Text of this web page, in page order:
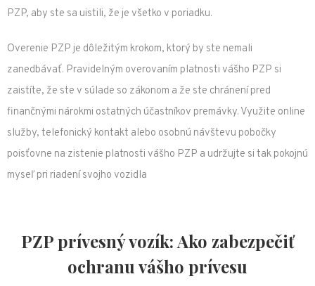
PZP, aby ste sa uistili, že je všetko v poriadku.
Overenie PZP je dôležitým krokom, ktorý by ste nemali
zanedbávať. Pravidelným overovaním platnosti vášho PZP si
zaistíte, že ste v súlade so zákonom a že ste chránení pred
finančnými nárokmi ostatných účastníkov premávky. Využite online
služby, telefonický kontakt alebo osobnú návštevu pobočky
poisťovne na zistenie platnosti vášho PZP a udržujte si tak pokojnú
myseľ pri riadení svojho vozidla
PZP prívesný vozík: Ako zabezpečiť
ochranu vášho prívesu